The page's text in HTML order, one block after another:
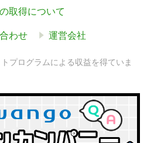
取得について
わせ 運営会社
プログラムによる収益を得ていま